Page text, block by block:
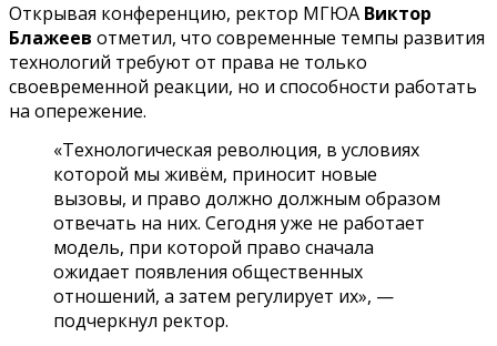
Открывая конференцию, ректор МГЮА Виктор
Блажеев отметил, что современные темпы развития
технологий требуют от права не только
своевременной реакции, но и способности работать
на опережение.
«Технологическая революция, в условиях
которой мы живём, приносит новые
вызовы, и право должно должным образом
отвечать на них. Сегодня уже не работает
модель, при которой право сначала
ожидает появления общественных
отношений, а затем регулирует их», —
подчеркнул ректор.